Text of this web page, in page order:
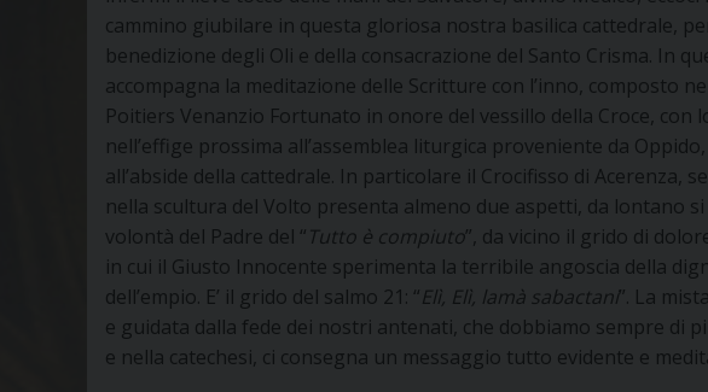
cammino giubilare in questa gloriosa nostra basilica cattedrale,
benedizione degli Oli e della consacrazione del Santo Crisma. In
accompagna la meditazione delle Scritture con l’inno, composto
Poitiers Venanzio Fortunato in onore del vessillo della Croce, con
nell’effige prossima all’assemblea liturgica proveniente da
all’abside della cattedrale. In particolare il Crocifisso di Acerenza,
nella scultura del Volto presenta almeno due aspetti, da lontano
volontà del Padre del “ Tutto è compiuto”, da vicino il grido di
in cui il Giusto Innocente sperimenta la terribile angoscia della
dell’empio. E’ il grido del salmo 21: “Elì, Elì, lamà sabactani”. La
e guidata dalla fede dei nostri antenati, che dobbiamo sempre di
e nella catechesi, ci consegna un messaggio tutto evidente e